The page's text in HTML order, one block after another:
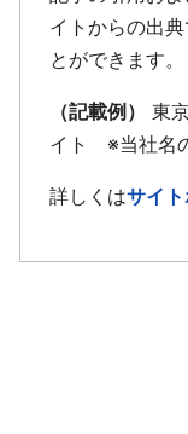
イトからの出
とができます。
（記載例）
東
イト ※当社名
詳しくはサイ